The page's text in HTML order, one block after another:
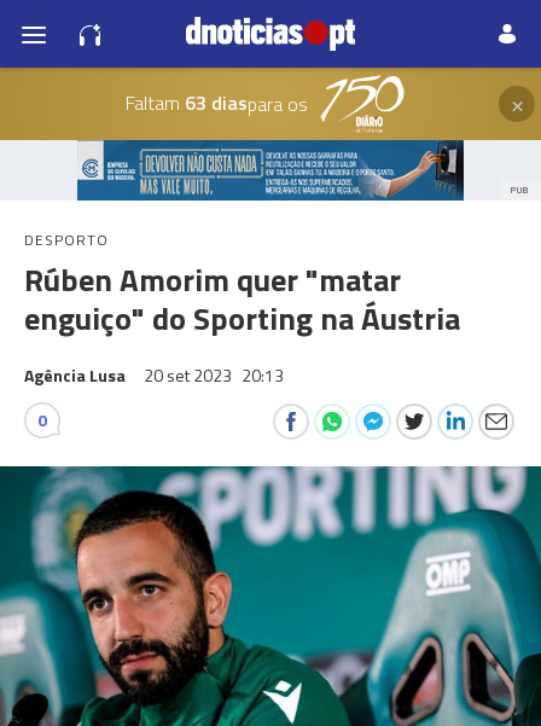
Faltam 63 diaspara os ×
PUB
DESPORTO
Rúben Amorim quer "matar
enguiço" do Sporting na Áustria
Agência Lusa 20 set 2023 20:13
0